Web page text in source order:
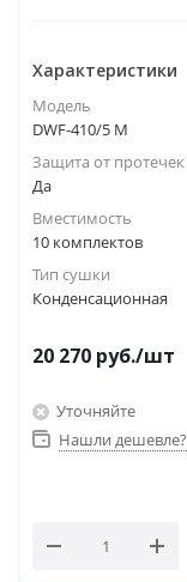
Характеристики
Модель
DWF-410/5 M
Защита от протечек
Да
Вместимость
10 комплектов
Тип сушки
Конденсационная
20 270 руб./шт
Уточняйте
Нашли дешевле?